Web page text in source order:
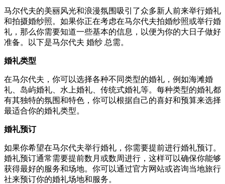
马尔代夫的美丽风光和浪漫氛围吸引了众多新人前来举行婚礼
和拍摄婚纱照。如果你正在考虑在马尔代夫拍婚纱照或举行婚
礼，那么你需要知道一些基本的信息，以便为你的大日子做好
准备。以下是马尔代夫 婚纱 总需。
婚礼类型
在马尔代夫，你可以选择各种不同类型的婚礼，例如海滩婚
礼、岛屿婚礼、水上婚礼、传统式婚礼等。每种类型的婚礼都
有其独特的氛围和特色，你可以根据自己的喜好和预算来选择
最适合你的婚礼类型。
婚礼预订
如果你希望在马尔代夫举行婚礼，你需要提前进行婚礼预订。
婚礼预订通常需要提前数月或数周进行，这样可以确保你能够
获得最好的服务和场地。你可以通过官方网站或咨询当地旅行
社来预订你的婚礼场地和服务。